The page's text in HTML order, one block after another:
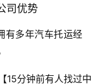
司优势
有多年汽车托运经